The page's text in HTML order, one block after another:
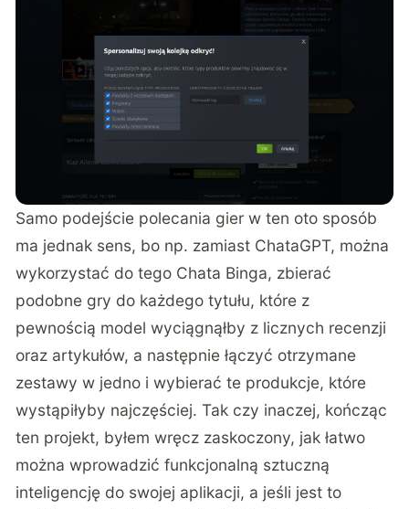
Samo podejście polecania gier w ten oto sposób
ma jednak sens, bo np. zamiast ChataGPT, można
wykorzystać do tego Chata Binga, zbierać
podobne gry do każdego tytułu, które z
pewnością model wyciągnąłby z licznych recenzji
oraz artykułów, a następnie łączyć otrzymane
zestawy w jedno i wybierać te produkcje, które
wystąpiłyby najczęściej. Tak czy inaczej, kończąc
ten projekt, byłem wręcz zaskoczony, jak łatwo
można wprowadzić funkcjonalną sztuczną
inteligencję do swojej aplikacji, a jeśli jest to